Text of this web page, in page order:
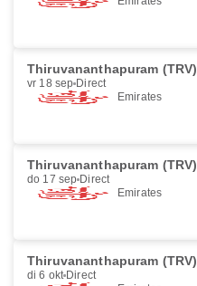
Thiruvananthapuram (TRV)
vr 18 sep Direct
Emirates
Thiruvananthapuram (TRV)
do 17 sep Direct
Emirates
Thiruvananthapuram (TRV)
di 6 okt Direct